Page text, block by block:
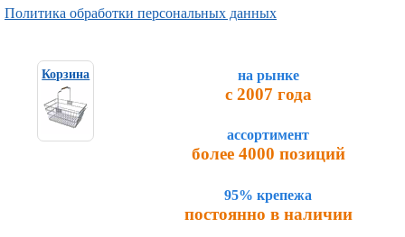
Политика обработки персональных данных
Корзина на рынке
с 2007 года
ассортимент
более 4000 позиций
95% крепежа
постоянно в наличии